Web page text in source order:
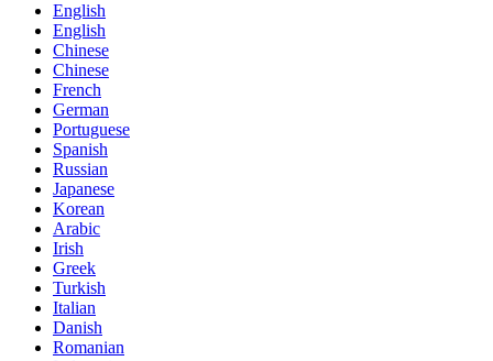
English
English
Chinese
Chinese
French
German
Portuguese
Spanish
Russian
Japanese
Korean
Arabic
Irish
Greek
Turkish
Italian
Danish
Romanian